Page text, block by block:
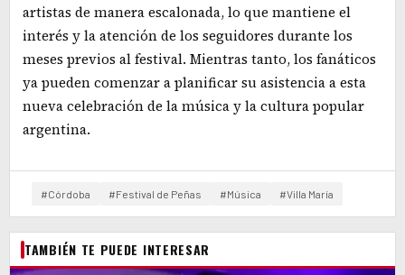
artistas de manera escalonada, lo que mantiene el
interés y la atención de los seguidores durante los
meses previos al festival. Mientras tanto, los fanáticos
ya pueden comenzar a planificar su asistencia a esta
nueva celebración de la música y la cultura popular
argentina.
#Córdoba #Festival de Peñas #Música #Villa María
TAMBIÉN TE PUEDE INTERESAR